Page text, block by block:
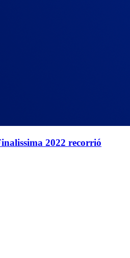
2022 recorrió